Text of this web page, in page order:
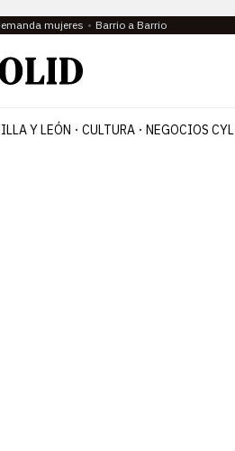
mujeres Barrio a Barrio
Y LEÓN CULTURA NEGOCIOS CYL